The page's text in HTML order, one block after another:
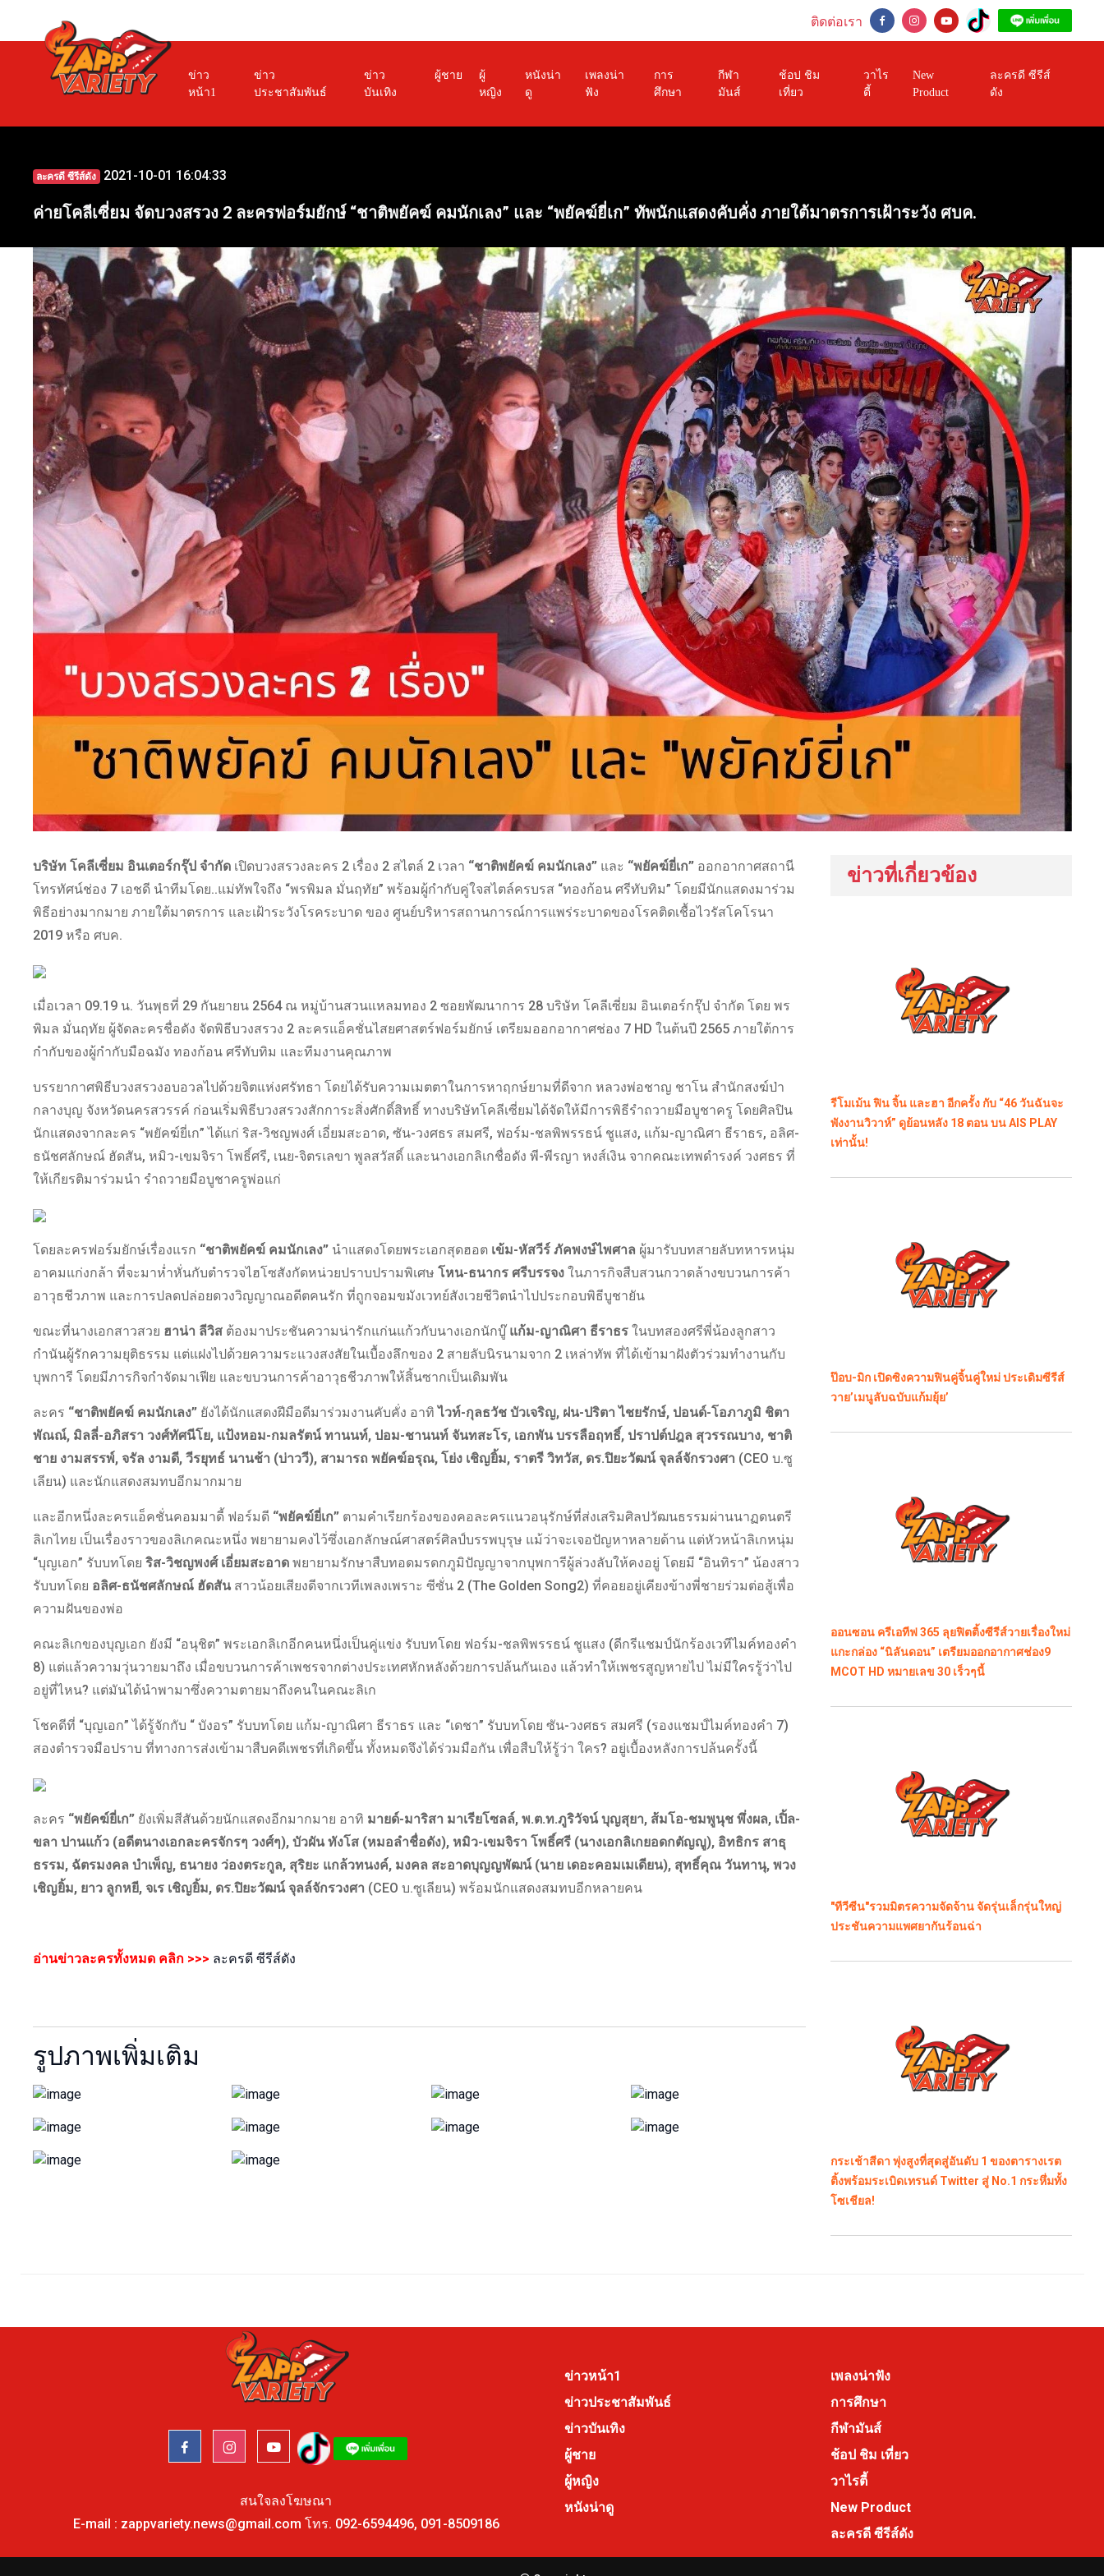
ติดต่อเรา
ข่าว
หน้า1
ข่าว
ประชาสัมพันธ์
ข่าว
บันเทิง
ผู้ชาย
ผู้
หญิง
หนังน่า
ดู
เพลงน่า
ฟัง
การ
ศึกษา
กีฬา
มันส์
ช้อป ชิม
เที่ยว
วาไร
ตี้
New
Product
ละครดี ซีรีส์
ดัง
ละครดี ซีรีส์ดัง 2021-10-01 16:04:33
ค่ายโคลีเซี่ยม จัดบวงสรวง 2 ละครฟอร์มยักษ์ “ชาติพยัคฆ์ คมนักเลง” และ “พยัคฆ์ยี่เก” ทัพนักแสดงคับคั่ง ภายใต้มาตรการเฝ้าระวัง ศบค.
บริษัท โคลีเซี่ยม อินเตอร์กรุ๊ป จำกัดเปิดบวงสรวงละคร 2 เรื่อง 2 สไตล์ 2 เวลา “ชาติพยัคฆ์ คมนักเลง” และ “พยัคฆ์ยี่เก”ออกอากาศสถานี
โทรทัศน์ช่อง 7 เอชดี นำทีมโดย..แม่ทัพใจถึง “พรพิมล มั่นฤทัย” พร้อมผู้กำกับคู่ใจสไตล์ครบรส “ทองก้อน ศรีทับทิม” โดยมีนักแสดงมาร่วม
พิธีอย่างมากมาย ภายใต้มาตรการ และเฝ้าระวังโรคระบาด ของ ศูนย์บริหารสถานการณ์การแพร่ระบาดของโรคติดเชื้อไวรัสโคโรนา
2019 หรือ ศบค.
เมื่อเวลา 09.19 น. วันพุธที่ 29 กันยายน 2564 ณ หมู่บ้านสวนแหลมทอง 2 ซอยพัฒนาการ 28 บริษัท โคลีเซี่ยม อินเตอร์กรุ๊ป จำกัด โดย พร
พิมล มั่นฤทัย ผู้จัดละครชื่อดัง จัดพิธีบวงสรวง 2 ละครแอ็คชั่นไสยศาสตร์ฟอร์มยักษ์ เตรียมออกอากาศช่อง 7 HD ในต้นปี 2565 ภายใต้การ
กำกับของผู้กำกับมือฉมัง ทองก้อน ศรีทับทิม และทีมงานคุณภาพ
บรรยากาศพิธีบวงสรวงอบอวลไปด้วยจิตแห่งศรัทธา โดยได้รับความเมตตาในการหาฤกษ์ยามที่ดีจาก หลวงพ่อชาญ ชาโน สำนักสงฆ์ป่า
กลางบุญ จังหวัดนครสวรรค์ ก่อนเริ่มพิธีบวงสรวงสักการะสิ่งศักดิ์สิทธิ์ ทางบริษัทโคลีเซี่ยมได้จัดให้มีการพิธีรำถวายมือบูชาครู โดยศิลปิน
นักแสดงจากละคร “พยัคฆ์ยี่เก” ได้แก่ ริส-วิชญพงศ์ เอี่ยมสะอาด, ซัน-วงศธร สมศรี, ฟอร์ม-ชลพิพรรธน์ ชูแสง, แก้ม-ญาณิศา ธีราธร, อลิศ-
ธนัชศลักษณ์ ฮัดสัน, หมิว-เขมจิรา โพธิ์ศรี, เนย-จิตรเลขา พูลสวัสดิ์ และนางเอกลิเกชื่อดัง พี-พีรญา หงส์เงิน จากคณะเทพดำรงค์ วงศธร ที่
ให้เกียรติมาร่วมนำ รำถวายมือบูชาครูพ่อแก่
โดยละครฟอร์มยักษ์เรื่องแรก “ชาติพยัคฆ์ คมนักเลง”นำแสดงโดยพระเอกสุดฮอต เข้ม-หัสวีร์ ภัคพงษ์ไพศาล ผู้มารับบทสายลับทหารหนุ่ม
อาคมแก่งกล้า ที่จะมาห่ำหั่นกับตำรวจไฮโซสังกัดหน่วยปราบปรามพิเศษ โหน-ธนากร ศรีบรรจง ในภารกิจสืบสวนกวาดล้างขบวนการค้า
อาวุธชีวภาพ และการปลดปล่อยดวงวิญญาณอดีตคนรัก ที่ถูกจอมขมังเวทย์สังเวยชีวิตนำไปประกอบพิธีบูชายัน
ขณะที่นางเอกสาวสวย ฮาน่า ลีวิส ต้องมาประชันความน่ารักแก่นแก้วกับนางเอกนักบู๊ แก้ม-ญาณิศา ธีราธร ในบทสองศรีพี่น้องลูกสาว
กำนันผู้รักความยุติธรรม แต่แฝงไปด้วยความระแวงสงสัยในเบื้องลึกของ 2 สายลับนิรนามจาก 2 เหล่าทัพ ที่ได้เข้ามาฝังตัวร่วมทำงานกับ
บุพการี โดยมีภารกิจกำจัดมาเฟีย และขบวนการค้าอาวุธชีวภาพให้สิ้นซากเป็นเดิมพัน
ละคร “ชาติพยัคฆ์ คมนักเลง”ยังได้นักแสดงฝีมือดีมาร่วมงานคับคั่ง อาทิไวท์-กุลธวัช บัวเจริญ, ฝน-ปริตา ไชยรักษ์, ปอนด์-โอภาภูมิ ชิตา
พัณณ์, มิลลี่-อภิสรา วงศ์ทัศนีโย, แป้งหอม-กมลรัตน์ ทานนท์, ปอม-ชานนท์ จันทสะโร, เอกพัน บรรลือฤทธิ์, ปราปต์ปฎล สุวรรณบาง, ชาติ
ชาย งามสรรพ์, จรัล งามดี, วีรยุทธ์ นานช้า (บ่าววี), สามารถ พยัคฆ์อรุณ, โย่ง เชิญยิ้ม, ราตรี วิทวัส, ดร.ปิยะวัฒน์ จุลล์จักรวงศา (CEO บ.ซู
เลียน) และนักแสดงสมทบอีกมากมาย
และอีกหนึ่งละครแอ็คชั่นคอมมาดี้ ฟอร์มดี “พยัคฆ์ยี่เก” ตามคำเรียกร้องของคอละครแนวอนุรักษ์ที่ส่งเสริมศิลปวัฒนธรรมผ่านนาฏดนตรี
ลิเกไทย เป็นเรื่องราวของลิเกคณะหนึ่ง พยายามคงไว้ซึ่งเอกลักษณ์ศาสตร์ศิลป์บรรพบุรุษ แม้ว่าจะเจอปัญหาหลายด้าน แต่หัวหน้าลิเกหนุ่ม
“บุญเอก” รับบทโดย ริส-วิชญพงศ์ เอี่ยมสะอาดพยายามรักษาสืบทอดมรดกภูมิปัญญาจากบุพการีผู้ล่วงลับให้คงอยู่ โดยมี “อินทิรา” น้องสาว
รับบทโดย อลิศ-ธนัชศลักษณ์ ฮัดสันสาวน้อยเสียงดีจากเวทีเพลงเพราะ ซีซั่น 2 (The Golden Song2) ที่คอยอยู่เคียงข้างพี่ชายร่วมต่อสู้เพื่อ
ความฝันของพ่อ
คณะลิเกของบุญเอก ยังมี “อนุชิต” พระเอกลิเกอีกคนหนึ่งเป็นคู่แข่ง รับบทโดย ฟอร์ม-ชลพิพรรธน์ ชูแสง (ดีกรีแชมป์นักร้องเวทีไมค์ทองคำ
8) แต่แล้วความวุ่นวายมาถึง เมื่อขบวนการค้าเพชรจากต่างประเทศหักหลังด้วยการปล้นกันเอง แล้วทำให้เพชรสูญหายไป ไม่มีใครรู้ว่าไป
อยู่ที่ไหน? แต่มันได้นำพามาซึ่งความตายมาถึงคนในคณะลิเก
โชคดีที่ “บุญเอก” ได้รู้จักกับ “ บังอร” รับบทโดย แก้ม-ญาณิศา ธีราธร และ “เดชา” รับบทโดย ซัน-วงศธร สมศรี (รองแชมป์ไมค์ทองคำ 7)
สองตำรวจมือปราบ ที่ทางการส่งเข้ามาสืบคดีเพชรที่เกิดขึ้น ทั้งหมดจึงได้ร่วมมือกัน เพื่อสืบให้รู้ว่า ใคร? อยู่เบื้องหลังการปล้นครั้งนี้
ละคร “พยัคฆ์ยี่เก”ยังเพิ่มสีสันด้วยนักแสดงอีกมากมาย อาทิ มายด์-มาริสา มาเรียโซลล์, พ.ต.ท.ภูริวัจน์ บุญสุยา, ส้มโอ-ชมพูนุช พึ่งผล, เปิ้ล-
ขลา ปานแก้ว (อดีตนางเอกละครจักรๆ วงศ์ๆ), บัวผัน ทังโส (หมอลำชื่อดัง), หมิว-เขมจิรา โพธิ์ศรี (นางเอกลิเกยอดกตัญญู), อิทธิกร สาธุ
ธรรม, ฉัตรมงคล บำเพ็ญ, ธนายง ว่องตระกูล, สุริยะ แกล้วทนงค์, มงคล สะอาดบุญญพัฒน์ (นาย เดอะคอมเมเดียน), สุทธิ์คุณ วันทานุ, พวง
เชิญยิ้ม, ยาว ลูกหยี, จเร เชิญยิ้ม, ดร.ปิยะวัฒน์ จุลล์จักรวงศา (CEO บ.ซูเลียน) พร้อมนักแสดงสมทบอีกหลายคน
อ่านข่าวละครทั้งหมด คลิก >>> ละครดี ซีรีส์ดัง
รูปภาพเพิ่มเติม
ข่าวที่เกี่ยวข้อง
รีโมเม้น ฟิน จิ้น และฮา อีกครั้ง กับ “46 วันฉันจะ
พังงานวิวาห์” ดูย้อนหลัง 18 ตอน บน AIS PLAY
เท่านั้น!
ป๊อบ-มิก เปิดซิงความฟินคู่จิ้นคู่ใหม่ ประเดิมซีรีส์
วาย’เมนูลับฉบับแก้มยุ้ย’
ออนซอน ครีเอทีฟ 365 ลุยฟิตติ้งซีรีส์วายเรื่องใหม่
แกะกล่อง “นิลันดอน” เตรียมออกอากาศช่อง9
MCOT HD หมายเลข 30 เร็วๆนี้
"ทีวีซีน"รวมมิตรความจัดจ้าน จัดรุ่นเล็กรุ่นใหญ่
ประชันความแพศยากันร้อนฉ่า
กระเช้าสีดา พุ่งสูงที่สุดสู่อันดับ 1 ของตารางเรต
ติ้งพร้อมระเบิดเทรนด์ Twitter สู่ No.1 กระหึ่มทั้ง
โซเชียล!
สนใจลงโฆษณา
E-mail : zappvariety.news@gmail.com โทร. 092-6594496, 091-8509186
ข่าวหน้า1
ข่าวประชาสัมพันธ์
ข่าวบันเทิง
ผู้ชาย
ผู้หญิง
หนังน่าดู
เพลงน่าฟัง
การศึกษา
กีฬามันส์
ช้อป ชิม เที่ยว
วาไรตี้
New Product
ละครดี ซีรีส์ดัง